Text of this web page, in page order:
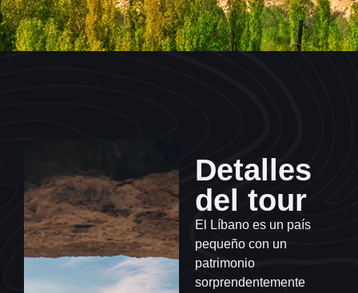
Detalles
del tour
El Líbano es un país
pequeño con un
patrimonio
sorprendentemente